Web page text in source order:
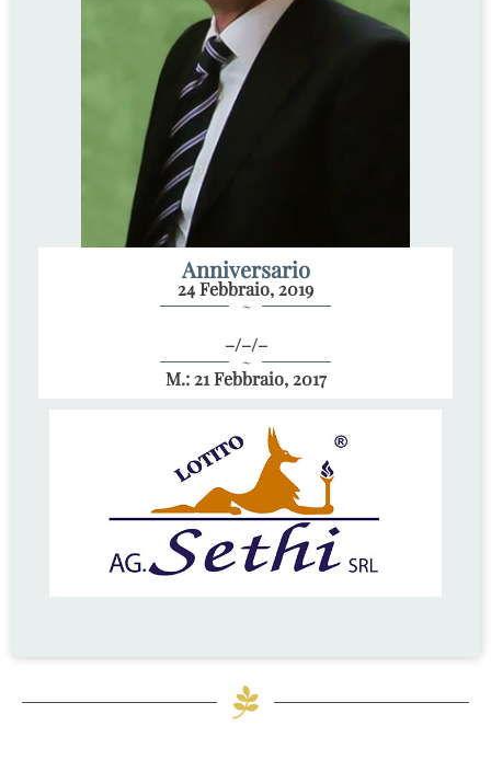
Anniversario
24 Febbraio, 2019
~
–/–/–
~
M.: 21 Febbraio, 2017